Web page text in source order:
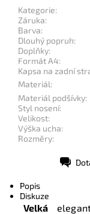
Kategorie:
Záruka:
Barva:
Dlouhý popruh:
Doplňky:
Formát A4:
Kapsa na zadní
Materiál:
Materiál podšívky:
Styl nosení:
Velikost:
Výška ucha:
Rozměry:
Popis
Diskuze
Velká